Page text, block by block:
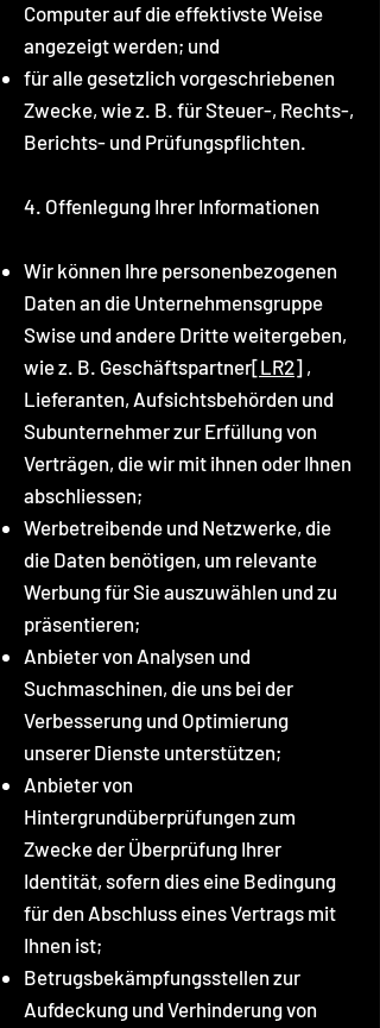
Computer auf die effektivste Weise
angezeigt werden; und
für alle gesetzlich vorgeschriebenen
Zwecke, wie z. B. für Steuer-, Rechts-,
Berichts- und Prüfungspflichten.
4. Offenlegung Ihrer Informationen
Wir können Ihre personenbezogenen
Daten an die Unternehmensgruppe
Swise und andere Dritte weitergeben,
wie z. B. Geschäftspartner[LR2] ,
Lieferanten, Aufsichtsbehörden und
Subunternehmer zur Erfüllung von
Verträgen, die wir mit ihnen oder Ihnen
abschliessen;
Werbetreibende und Netzwerke, die
die Daten benötigen, um relevante
Werbung für Sie auszuwählen und zu
präsentieren;
Anbieter von Analysen und
Suchmaschinen, die uns bei der
Verbesserung und Optimierung
unserer Dienste unterstützen;
Anbieter von
Hintergrundüberprüfungen zum
Zwecke der Überprüfung Ihrer
Identität, sofern dies eine Bedingung
für den Abschluss eines Vertrags mit
Ihnen ist;
Betrugsbekämpfungsstellen zur
Aufdeckung und Verhinderung von